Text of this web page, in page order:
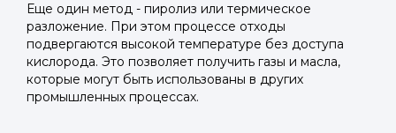
Еще один метод - пиролиз или термическое
разложение. При этом процессе отходы
подвергаются высокой температуре без доступа
кислорода. Это позволяет получить газы и масла,
которые могут быть использованы в других
промышленных процессах.